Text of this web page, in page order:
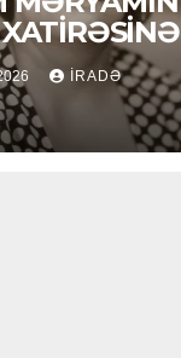
İRADƏ